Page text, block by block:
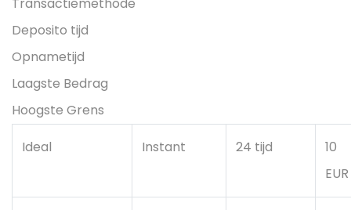
Transactiemethode
Deposito tijd
Opnametijd
Laagste Bedrag
Hoogste Grens
Ideal Instant 24 tijd
10
EUR